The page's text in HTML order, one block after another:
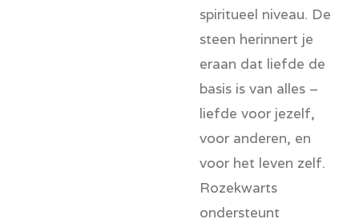
spiritueel niveau. De
steen herinnert je
eraan dat liefde de
basis is van alles –
liefde voor jezelf,
voor anderen, en
voor het leven zelf.
Rozekwarts
ondersteunt